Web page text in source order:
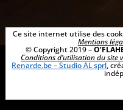
Ce site internet utilise des
Mentions
© Copyright 2019 –
Conditions d’utilisation du site
Renarde.be – Studio AL sprl,